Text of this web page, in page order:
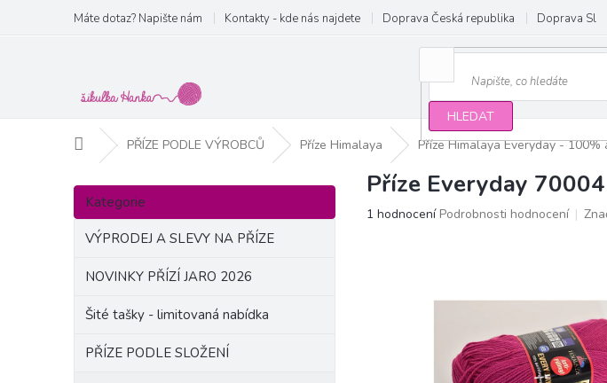
obsah
Máte dotaz? Napište nám Kontakty - kde nás najdete Doprava Česká republika Doprava
HLEDAT
Domů PŘÍZE PODLE VÝROBCŮ Příze Himalaya Příze Himalaya Everyday -
P
s
Přeskočit
kategorie
Kategorie
VÝPRODEJ A SLEVY NA PŘÍZE
NOVINKY PŘÍZÍ JARO 2026
Šité tašky - limitovaná nabídka
PŘÍZE PODLE SLOŽENÍ
Příze Everyday
Průměrné
1 hodnocení Podrobnosti hodnocení